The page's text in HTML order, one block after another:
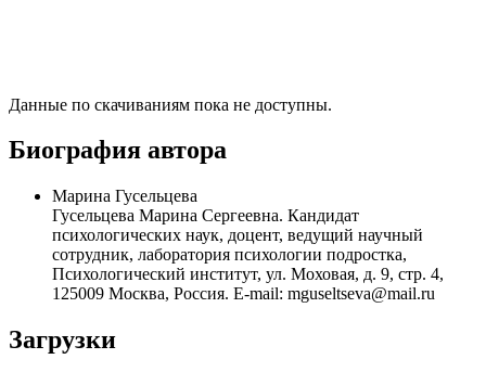
Данные по скачиваниям пока не доступны.
Биография автора
Марина Гусельцева
Гусельцева Марина Сергеевна. Кандидат
психологических наук, доцент, ведущий научный
сотрудник, лаборатория психологии подростка,
Психологический институт, ул. Моховая, д. 9, стр. 4,
125009 Москва, Россия. E-mail: mguseltseva@mail.ru
Загрузки